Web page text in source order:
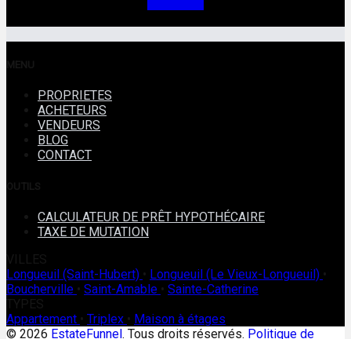
PROPRIETES
ACHETEURS
VENDEURS
BLOG
CONTACT
CALCULATEUR DE PRÊT HYPOTHÉCAIRE
TAXE DE MUTATION
Longueuil (Saint-Hubert)
Longueuil (Le Vieux-Longueuil)
Boucherville
Saint-Amable
Sainte-Catherine
Appartement
Triplex
Maison à étages
© 2026 EstateFunnel. Tous droits réservés. Politique de